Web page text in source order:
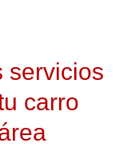
servicios
carro